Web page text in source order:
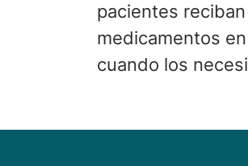
pacientes
medicamentos
cuando los